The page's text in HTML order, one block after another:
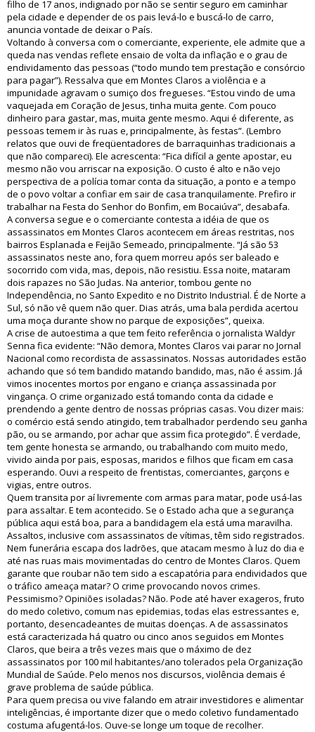
filho de 17 anos, indignado por não se sentir seguro em caminhar
pela cidade e depender de os pais levá-lo e buscá-lo de carro,
anuncia vontade de deixar o País.
Voltando à conversa com o comerciante, experiente, ele admite que a
queda nas vendas reflete ensaio de volta da inflação e o grau de
endividamento das pessoas (“todo mundo tem prestação e consórcio
para pagar”). Ressalva que em Montes Claros a violência e a
impunidade agravam o sumiço dos fregueses. “Estou vindo de uma
vaquejada em Coração de Jesus, tinha muita gente. Com pouco
dinheiro para gastar, mas, muita gente mesmo. Aqui é diferente, as
pessoas temem ir às ruas e, principalmente, às festas”. (Lembro
relatos que ouvi de freqüentadores de barraquinhas tradicionais a
que não compareci). Ele acrescenta: “Fica difícil a gente apostar, eu
mesmo não vou arriscar na exposição. O custo é alto e não vejo
perspectiva de a polícia tomar conta da situação, a ponto e a tempo
de o povo voltar a confiar em sair de casa tranquilamente. Prefiro ir
trabalhar na Festa do Senhor do Bonfim, em Bocaiúva”, desabafa.
A conversa segue e o comerciante contesta a idéia de que os
assassinatos em Montes Claros acontecem em áreas restritas, nos
bairros Esplanada e Feijão Semeado, principalmente. “Já são 53
assassinatos neste ano, fora quem morreu após ser baleado e
socorrido com vida, mas, depois, não resistiu. Essa noite, mataram
dois rapazes no São Judas. Na anterior, tombou gente no
Independência, no Santo Expedito e no Distrito Industrial. É de Norte a
Sul, só não vê quem não quer. Dias atrás, uma bala perdida acertou
uma moça durante show no parque de exposições”, queixa.
A crise de autoestima a que tem feito referência o jornalista Waldyr
Senna fica evidente: “Não demora, Montes Claros vai parar no Jornal
Nacional como recordista de assassinatos. Nossas autoridades estão
achando que só tem bandido matando bandido, mas, não é assim. Já
vimos inocentes mortos por engano e criança assassinada por
vingança. O crime organizado está tomando conta da cidade e
prendendo a gente dentro de nossas próprias casas. Vou dizer mais:
o comércio está sendo atingido, tem trabalhador perdendo seu ganha
pão, ou se armando, por achar que assim fica protegido”. É verdade,
tem gente honesta se armando, ou trabalhando com muito medo,
vivido ainda por pais, esposas, maridos e filhos que ficam em casa
esperando. Ouvi a respeito de frentistas, comerciantes, garçons e
vigias, entre outros.
Quem transita por aí livremente com armas para matar, pode usá-las
para assaltar. E tem acontecido. Se o Estado acha que a segurança
pública aqui está boa, para a bandidagem ela está uma maravilha.
Assaltos, inclusive com assassinatos de vítimas, têm sido registrados.
Nem funerária escapa dos ladrões, que atacam mesmo à luz do dia e
até nas ruas mais movimentadas do centro de Montes Claros. Quem
garante que roubar não tem sido a escapatória para endividados que
o tráfico ameaça matar? O crime provocando novos crimes.
Pessimismo? Opiniões isoladas? Não. Pode até haver exageros, fruto
do medo coletivo, comum nas epidemias, todas elas estressantes e,
portanto, desencadeantes de muitas doenças. A de assassinatos
está caracterizada há quatro ou cinco anos seguidos em Montes
Claros, que beira a três vezes mais que o máximo de dez
assassinatos por 100 mil habitantes/ano tolerados pela Organização
Mundial de Saúde. Pelo menos nos discursos, violência demais é
grave problema de saúde pública.
Para quem precisa ou vive falando em atrair investidores e alimentar
inteligências, é importante dizer que o medo coletivo fundamentado
costuma afugentá-los. Ouve-se longe um toque de recolher.